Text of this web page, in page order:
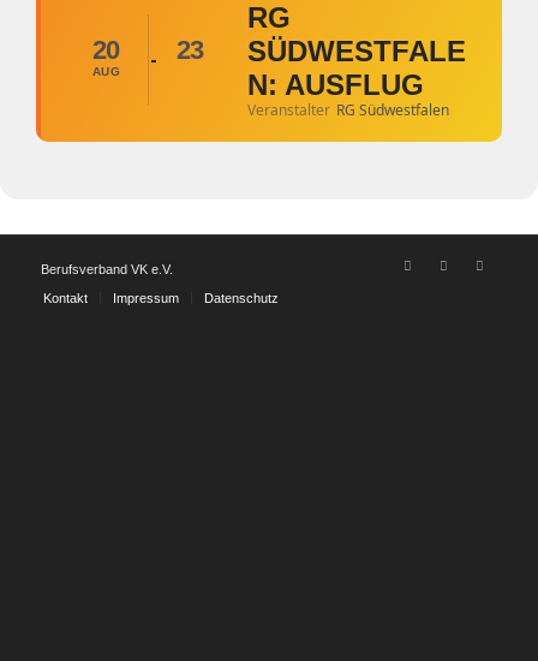
20
AUG
23
RG
SÜDWESTFALE
N: AUSFLUG
Veranstalter RG Südwestfalen
Berufsverband VK e.V.
Kontakt
Impressum Datenschutz